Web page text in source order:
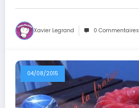
Xavier Legrand 0 Commentaires
04/08/2015